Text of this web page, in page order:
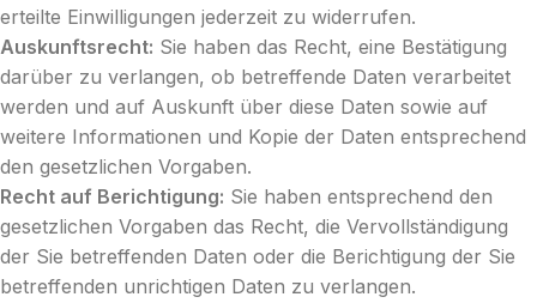
erteilte Einwilligungen jederzeit zu widerrufen.
Auskunftsrecht: Sie haben das Recht, eine Bestätigung
darüber zu verlangen, ob betreffende Daten verarbeitet
werden und auf Auskunft über diese Daten sowie auf
weitere Informationen und Kopie der Daten entsprechend
den gesetzlichen Vorgaben.
Recht auf Berichtigung: Sie haben entsprechend den
gesetzlichen Vorgaben das Recht, die Vervollständigung
der Sie betreffenden Daten oder die Berichtigung der Sie
betreffenden unrichtigen Daten zu verlangen.